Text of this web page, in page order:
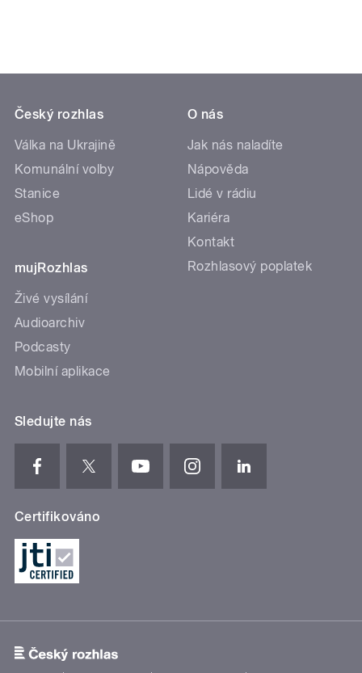
Český rozhlas
Válka na Ukrajině
Komunální volby
Stanice
eShop
mujRozhlas
Živé vysílání
Audioarchiv
Podcasty
Mobilní aplikace
O nás
Jak nás naladíte
Nápověda
Lidé v rádiu
Kariéra
Kontakt
Rozhlasový poplatek
Sledujte nás
Certifikováno